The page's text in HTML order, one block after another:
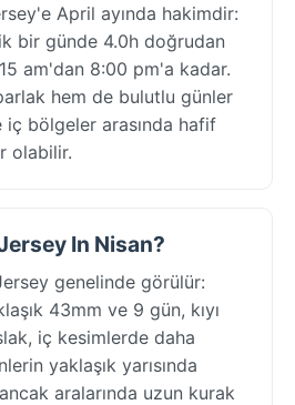
April ayında hakimdir:
bir günde 4.0h doğrudan
am'dan 8:00 pm'a kadar.
hem de bulutlu günler
iç bölgeler arasında hafif
olabilir.
In Nisan?
genelinde görülür:
43mm ve 9 gün, kıyı
iç kesimlerde daha
yaklaşık yarısında
aralarında uzun kurak